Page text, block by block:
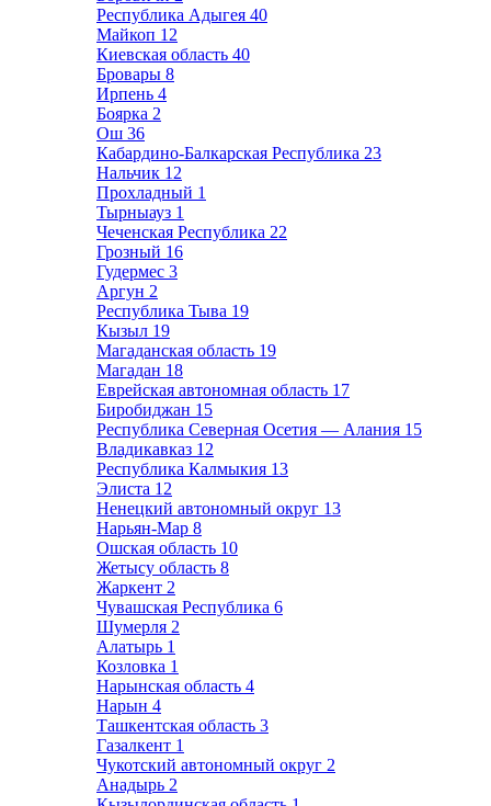
Республика Адыгея 40
Майкоп 12
Киевская область 40
Бровары 8
Ирпень 4
Боярка 2
Ош 36
Кабардино-Балкарская Республика 23
Нальчик 12
Прохладный 1
Тырныауз 1
Чеченская Республика 22
Грозный 16
Гудермес 3
Аргун 2
Республика Тыва 19
Кызыл 19
Магаданская область 19
Магадан 18
Еврейская автономная область 17
Биробиджан 15
Республика Северная Осетия — Алания 15
Владикавказ 12
Республика Калмыкия 13
Элиста 12
Ненецкий автономный округ 13
Нарьян-Мар 8
Ошская область 10
Жетысу область 8
Жаркент 2
Чувашская Республика 6
Шумерля 2
Алатырь 1
Козловка 1
Нарынская область 4
Нарын 4
Ташкентская область 3
Газалкент 1
Чукотский автономный округ 2
Анадырь 2